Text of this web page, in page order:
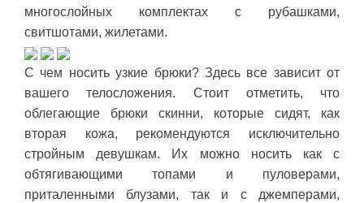
многослойных комплектах с рубашками,
свитшотами, жилетами.
С чем носить узкие брюки? Здесь все зависит от
вашего телосложения. Стоит отметить, что
облегающие брюки скинни, которые сидят, как
вторая кожа, рекомендуются исключительно
стройным девушкам. Их можно носить как с
обтягивающими топами и пуловерами,
приталенными блузами, так и с джемперами,